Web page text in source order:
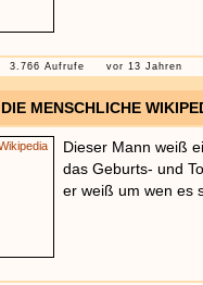
3.766 Aufrufe vor 13 Jahren
DIE MENSCHLICHE
Dieser Mann weiß
das Geburts- und
er weiß um wen es